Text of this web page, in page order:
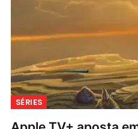
SÉRIES